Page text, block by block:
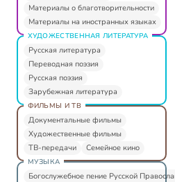
Материалы о благотворительности
Материалы на иностранных языках
ХУДОЖЕСТВЕННАЯ ЛИТЕРАТУРА
Русская литература
Переводная поэзия
Русская поэзия
Зарубежная литература
ФИЛЬМЫ И ТВ
Документальные фильмы
Художественные фильмы
ТВ-передачи
Семейное кино
МУЗЫКА
Богослужебное пение Русской